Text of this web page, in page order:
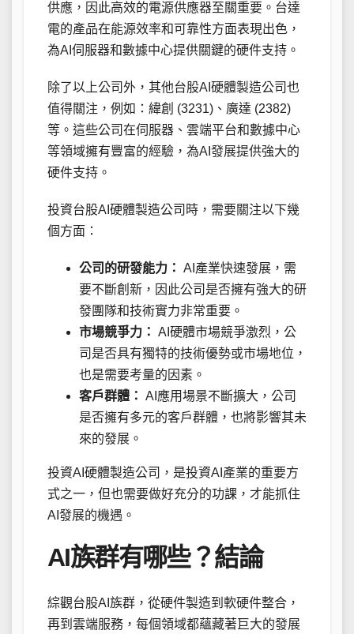
供應，因此高效的電源供應器至關重要。台達
電的產品在能源效率和可靠性方面表現出色，
為AI伺服器和數據中心提供關鍵的硬件支持。
除了以上公司外，其他台股AI硬體製造公司也
值得關注，例如：緯創 (3231)、廣達 (2382)
等。這些公司在伺服器、雲端平台和數據中心
等領域擁有豐富的經驗，為AI發展提供強大的
硬件支持。
投資台股AI硬體製造公司時，需要關注以下幾
個方面：
公司的研發能力： AI產業快速發展，需
要不斷創新，因此公司是否擁有強大的研
發團隊和技術實力非常重要。
市場競爭力： AI硬體市場競爭激烈，公
司是否具有獨特的技術優勢或市場地位，
也是需要考量的因素。
客戶群體： AI應用場景不斷擴大，公司
是否擁有多元的客戶群體，也將影響其未
來的發展。
投資AI硬體製造公司，是投資AI產業的重要方
式之一，但也需要做好充分的功課，才能抓住
AI發展的機遇。
AI族群有哪些？結論
綜觀台股AI族群，從硬件製造到軟硬件整合，
再到雲端服務，每個領域都蘊藏著巨大的發展